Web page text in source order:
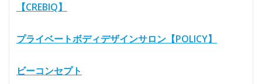
【CREBIQ】
プライベートボディデザインサロン【POLICY】
ビーコンセプト